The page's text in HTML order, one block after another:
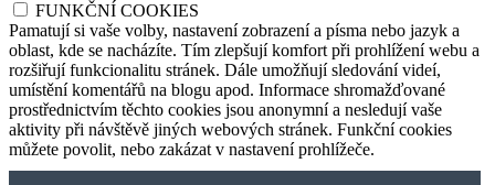
FUNKČNÍ COOKIES
Pamatují si vaše volby, nastavení zobrazení a písma nebo jazyk a
oblast, kde se nacházíte. Tím zlepšují komfort při prohlížení webu a
rozšiřují funkcionalitu stránek. Dále umožňují sledování videí,
umístění komentářů na blogu apod. Informace shromažďované
prostřednictvím těchto cookies jsou anonymní a nesledují vaše
aktivity při návštěvě jiných webových stránek. Funkční cookies
můžete povolit, nebo zakázat v nastavení prohlížeče.